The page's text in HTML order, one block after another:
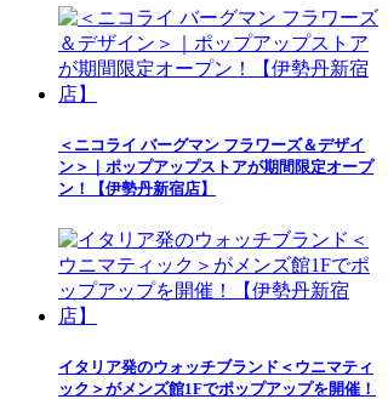
＜ニコライ バーグマン フラワーズ＆デザイ
ン＞｜ポップアップストアが期間限定オープ
ン！【伊勢丹新宿店】
イタリア発のウォッチブランド＜ウニマティ
ック＞がメンズ館1Fでポップアップを開催！